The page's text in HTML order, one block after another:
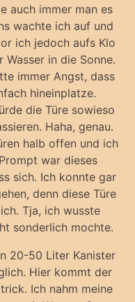
auch immer man es
wachte ich auf und
ich jedoch aufs Klo
in die Sonne.
immer Angst, dass
hineinplatze.
die Türe sowieso
Haha, genau.
halb offen und ich
war dieses
sich. Ich konnte gar
denn diese Türe
Tja, ich wusste
sonderlich mochte.
20-50 Liter Kanister
Hier kommt der
Ich nahm meine